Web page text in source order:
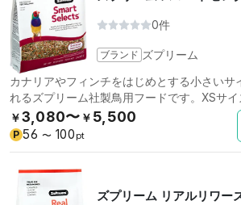
0件
ブランド ズプリーム
カナリアやフィンチをはじめとする小さいサ
れるズプリーム社製鳥用フードです。XSサイ
￥3,080〜 ￥ 5,500
P 56 〜 100 pt
ズプリーム リアルリワー